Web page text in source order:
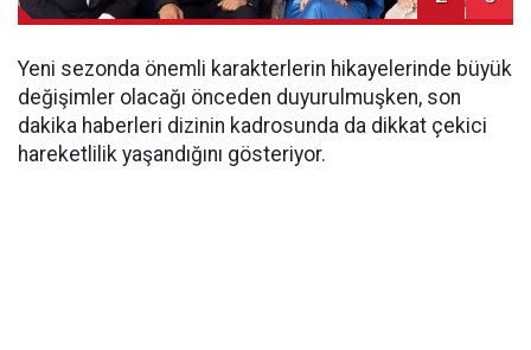
Yeni sezonda önemli karakterlerin hikayelerinde büyük
değişimler olacağı önceden duyurulmuşken, son
dakika haberleri dizinin kadrosunda da dikkat çekici
hareketlilik yaşandığını gösteriyor.